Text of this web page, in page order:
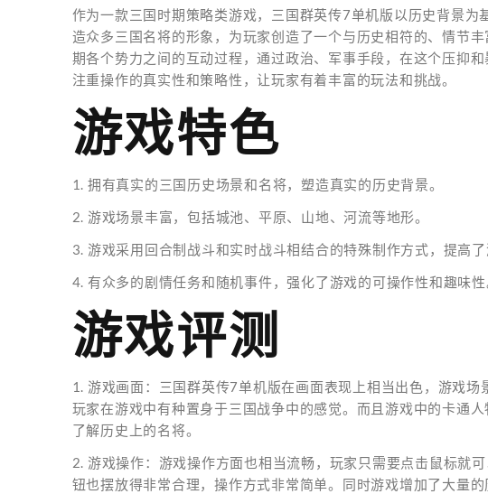
作为一款三国时期策略类游戏，三国群英传7单机版以历史背景为
造众多三国名将的形象，为玩家创造了一个与历史相符的、情节
期各个势力之间的互动过程，通过政治、军事手段，在这个压抑
注重操作的真实性和策略性，让玩家有着丰富的玩法和挑战。
游戏特色
1. 拥有真实的三国历史场景和名将，塑造真实的历史背景。
2. 游戏场景丰富，包括城池、平原、山地、河流等地形。
3. 游戏采用回合制战斗和实时战斗相结合的特殊制作方式，提高了
4. 有众多的剧情任务和随机事件，强化了游戏的可操作性和趣味性
游戏评测
1. 游戏画面：三国群英传7单机版在画面表现上相当出色，游戏
玩家在游戏中有种置身于三国战争中的感觉。而且游戏中的卡通
了解历史上的名将。
2. 游戏操作：游戏操作方面也相当流畅，玩家只需要点击鼠标就
钮也摆放得非常合理，操作方式非常简单。同时游戏增加了大量